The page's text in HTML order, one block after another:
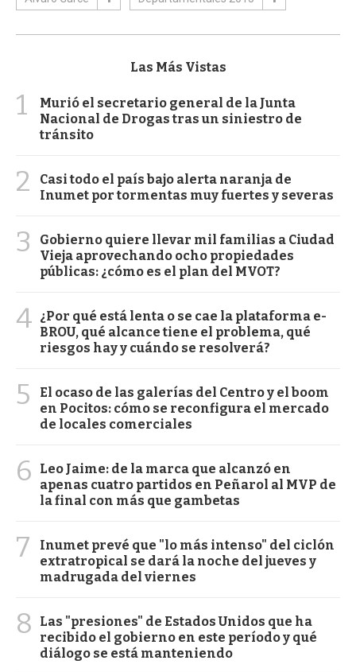
Las Más Vistas
1
Murió el secretario general de la Junta
Nacional de Drogas tras un siniestro de
tránsito
2
Casi todo el país bajo alerta naranja de
Inumet por tormentas muy fuertes y severas
3
Gobierno quiere llevar mil familias a Ciudad
Vieja aprovechando ocho propiedades
públicas: ¿cómo es el plan del MVOT?
4 ¿Por qué está lenta o se cae la plataforma e-
BROU, qué alcance tiene el problema, qué
riesgos hay y cuándo se resolverá?
5
El ocaso de las galerías del Centro y el boom
en Pocitos: cómo se reconfigura el mercado
de locales comerciales
6
Leo Jaime: de la marca que alcanzó en
apenas cuatro partidos en Peñarol al MVP de
la final con más que gambetas
7
Inumet prevé que "lo más intenso" del ciclón
extratropical se dará la noche del jueves y
madrugada del viernes
8
Las "presiones" de Estados Unidos que ha
recibido el gobierno en este período y qué
diálogo se está manteniendo